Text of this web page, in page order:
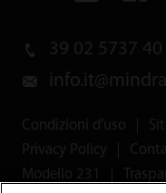
39 02 5737 40
Condizioni d’uso
Privacy Policy
Modello 231